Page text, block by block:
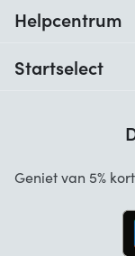
Helpcentrum
Startselect
Startselect App
Geniet van 5%